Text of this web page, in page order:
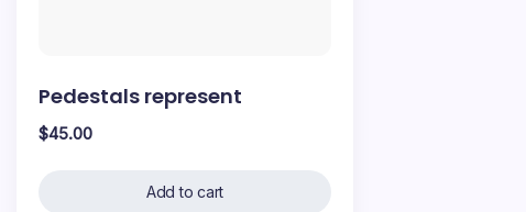
Pedestals represent
$45.00
Add to cart